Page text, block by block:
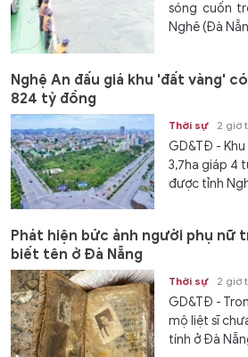
sóng cuốn
Nghê (Đà
Nghệ An đấu giá khu 'đất vàng'
824 tỷ đồng
Thời sự 2 giờ
GD&TĐ -
3,7ha giáp 4
được tỉnh
Phát hiện bức ảnh người phụ nữ
biết tên ở Đà Nẵng
Thời sự 2 giờ
GD&TĐ -
mộ liệt sĩ
tính ở Đà